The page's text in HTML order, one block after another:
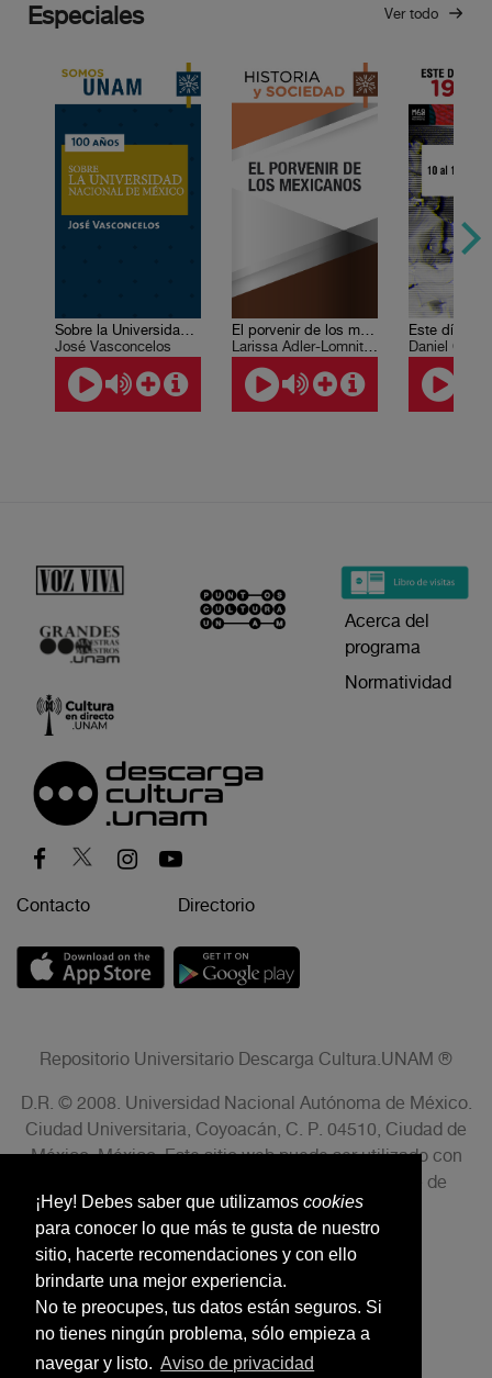
¡Hey! Debes saber que utilizamos cookies
para conocer lo que más te gusta de nuestro
sitio, hacerte recomendaciones y con ello
brindarte una mejor experiencia.
No te preocupes, tus datos están seguros. Si
no tienes ningún problema, sólo empieza a
navegar y listo. Aviso de privacidad
Especiales Ver todo
Sobre la Universidad Nacional de México
José Vasconcelos
El porvenir de los mexicanos
Larissa Adler-Lomnitz et al
Daniel Cazés
Acerca del
programa
Normatividad
Contacto Directorio
Repositorio Universitario Descarga Cultura.UNAM ®
D.R. © 2008. Universidad Nacional Autónoma de México.
Ciudad Universitaria, Coyoacán, C. P. 04510, Ciudad de
México, México. Este sitio web puede ser utilizado con
fines no lucrativos siempre que se cite la fuente de
conformidad con el AVISO LEGAL.